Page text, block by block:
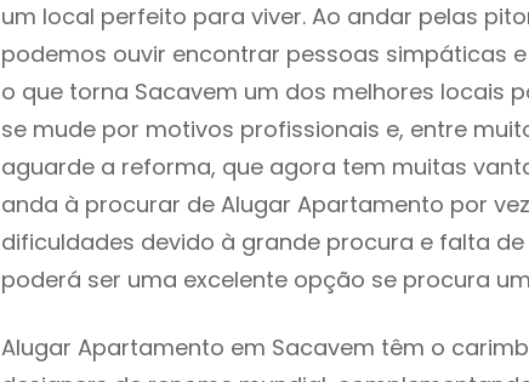
um local perfeito para viver. Ao andar pelas
podemos ouvir encontrar pessoas simpáticas
o que torna Sacavem um dos melhores locais
se mude por motivos profissionais e, entre
aguarde a reforma, que agora tem muitas
anda à procurar de Alugar Apartamento por
dificuldades devido à grande procura e falta
poderá ser uma excelente opção se procura
Alugar Apartamento em Sacavem têm o